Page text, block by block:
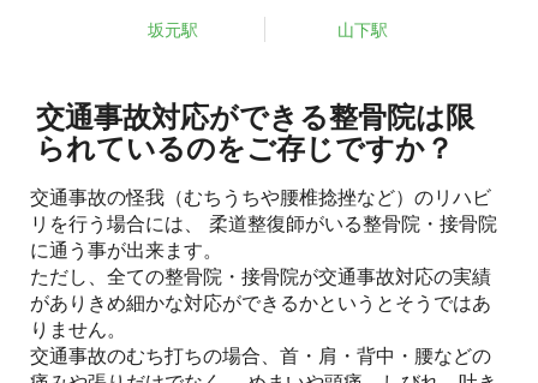
坂元駅 山下駅
交通事故対応ができる整骨院は限
られているのをご存じですか？
交通事故の怪我（むちうちや腰椎捻挫など）のリハビ
リを行う場合には、 柔道整復師がいる整骨院・接骨院
に通う事が出来ます。
ただし、全ての整骨院・接骨院が交通事故対応の実績
がありきめ細かな対応ができるかというとそうではあ
りません。
交通事故のむち打ちの場合、首・肩・背中・腰などの